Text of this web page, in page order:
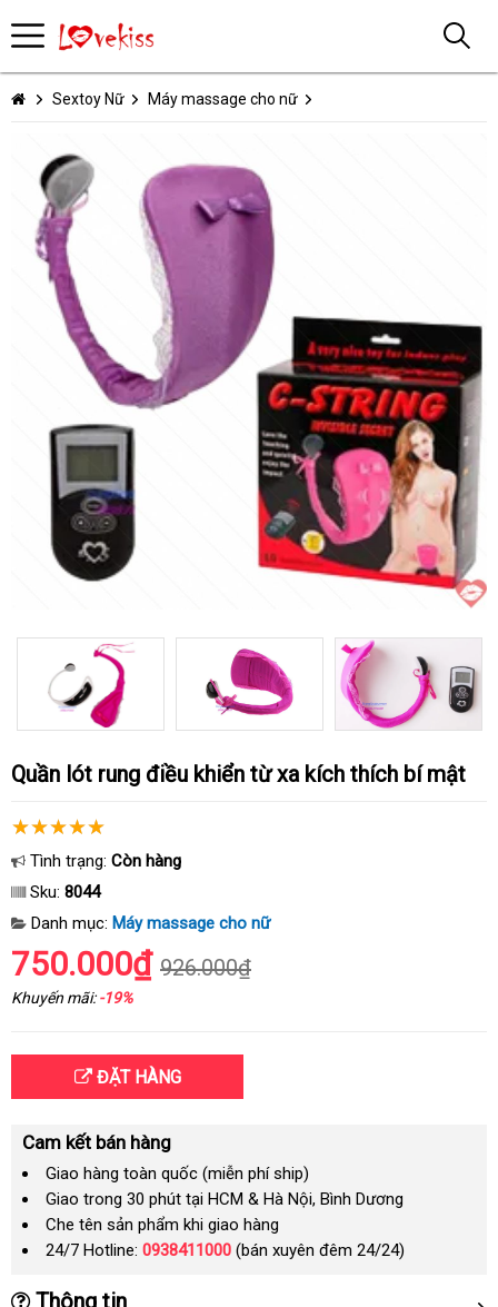
Sextoy Nữ Máy massage cho nữ
Quần lót rung điều khiển từ xa kích thích bí mật
Tình trạng: Còn hàng
Sku: 8044
Danh mục: Máy massage cho nữ
750.000₫ 926.000₫
Khuyến mãi:-19%
ĐẶT HÀNG
Cam kết bán hàng
Giao hàng toàn quốc (miễn phí ship)
Giao trong 30 phút tại HCM & Hà Nội, Bình Dương
Che tên sản phẩm khi giao hàng
24/7 Hotline: 0938411000 (bán xuyên đêm 24/24)
Thông tin